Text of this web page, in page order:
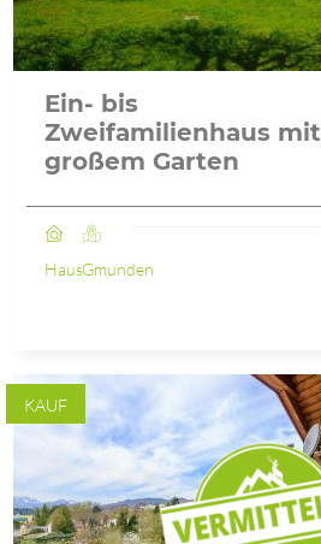
Ein- bis
Zweifamilienhaus mit
großem Garten
HausGmunden
KAUF